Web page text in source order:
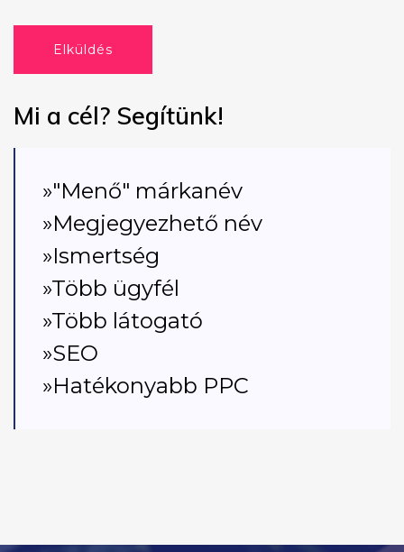
Elküldés
Mi a cél? Segítünk!
»"Menő" márkanév
»Megjegyezhető név
»Ismertség
»Több ügyfél
»Több látogató
»SEO
»Hatékonyabb PPC